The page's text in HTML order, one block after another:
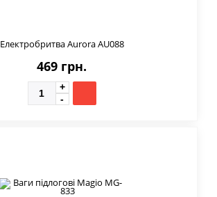
Електробритва Aurora AU088
469 грн.